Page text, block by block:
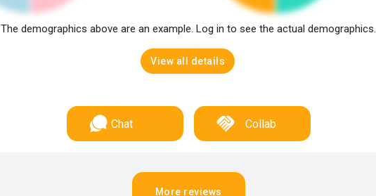
The demographics above are an example. Log in to see the actual demographics.
View all details
Chat Collab
More reviews